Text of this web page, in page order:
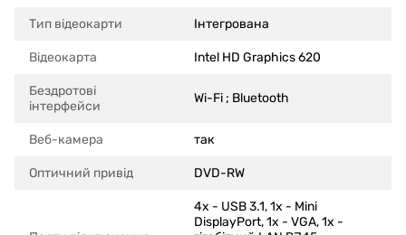
Тип відеокарти Інтегрована
Відеокарта Intel HD Graphics 620
Бездротові
інтерфейси
Wi-Fi ; Bluetooth
Веб-камера так
Оптичний привід DVD-RW
4x - USB 3.1, 1x - Mini
DisplayPort, 1x - VGA, 1x -